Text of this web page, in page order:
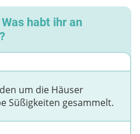
habt ihr an
um die Häuser
Süßigkeiten gesammelt.